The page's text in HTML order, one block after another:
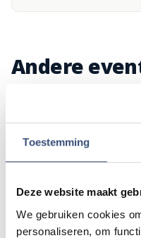
Toestemming
Deze website maakt
We gebruiken cookies
personaliseren, om
Andere
11
AUG.
Magic
12
AUG.
Kinderdagen
Ouddorp
📍Ouddorp🕐